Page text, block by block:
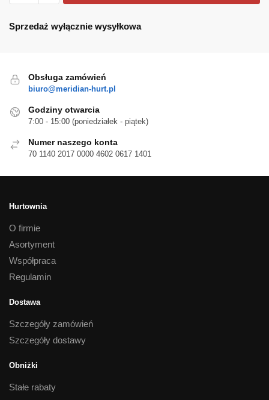
1
Sprzedaż wyłącznie wysyłkowa
Obsługa zamówień
biuro@meridian-hurt.pl
Godziny otwarcia
7:00 - 15:00 (poniedziałek - piątek)
Numer naszego konta
70 1140 2017 0000 4602 0617 1401
Hurtownia
O firmie
Asortyment
Współpraca
Regulamin
Dostawa
Szczegóły zamówień
Szczegóły dostawy
Obniżki
Stałe rabaty